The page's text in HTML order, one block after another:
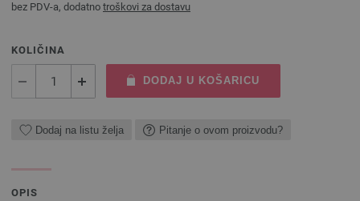
bez PDV-a, dodatno troškovi za dostavu
KOLIČINA
DODAJ U KOŠARICU
Dodaj na listu želja Pitanje o ovom proizvodu?
OPIS